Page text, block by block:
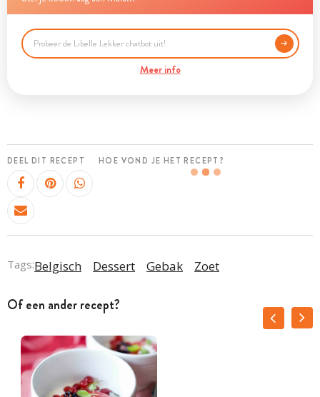
Meer info
DEEL DIT RECEPT HOE VOND JE HET RECEPT?
Tags:Belgisch Dessert Gebak Zoet
Of een ander recept?